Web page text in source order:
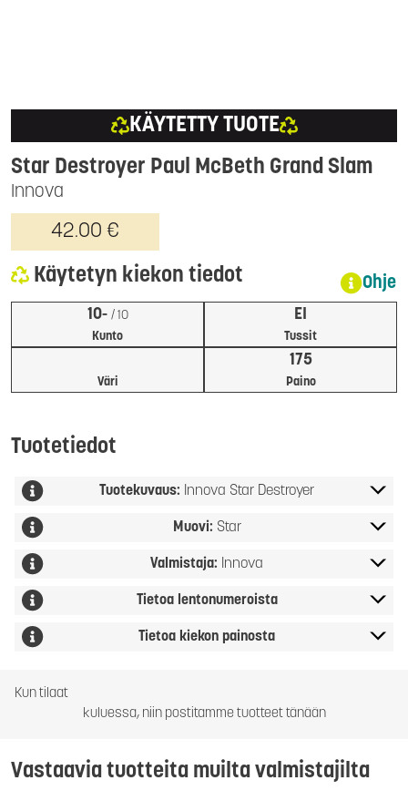
KÄYTETTY TUOTE
Innova
Star Destroyer Paul McBeth Grand Slam
42.00 €
Käytetyn kiekon tiedot Ohje
Kunto
10- / 10
Tussit
EI
Väri Paino
175
Tuotetiedot
Tuotekuvaus: Innova Star Destroyer
Muovi: Star
Valmistaja: Innova
Tietoa lentonumeroista
Tietoa kiekon painosta
Kun tilaat
kuluessa, niin postitamme tuotteet tänään
Vastaavia tuotteita muilta valmistajilta